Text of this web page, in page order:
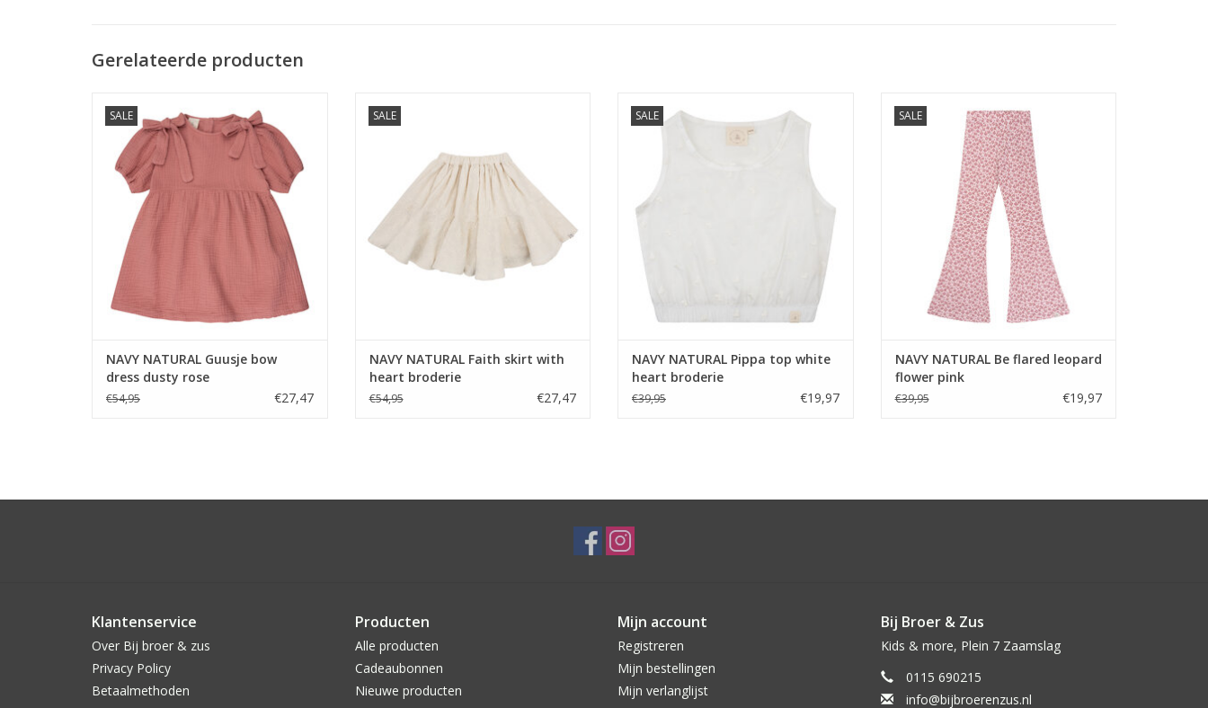
Gerelateerde producten
SALE
rose
TOEVOEGEN AAN WINKELWAGEN
NAVY NATURAL Guusje bow
dress dusty rose
€54,95 €27,47
SALE
NAVY NATURAL Faith skirt with
heart broderie
€54,95 €27,47
SALE
broderie
TOEVOEGEN AAN WINKELWAGEN
NAVY NATURAL Pippa top white
heart broderie
€39,95 €19,97
SALE
pink
TOEVOEGEN AAN WINKELWAGEN
NAVY NATURAL Be flared leopard
flower pink
€39,95 €19,97
Klantenservice
Over Bij broer & zus
Privacy Policy
Betaalmethoden
Producten
Alle producten
Cadeaubonnen
Nieuwe producten
Mijn account
Registreren
Mijn bestellingen
Mijn verlanglijst
Bij Broer & Zus
Kids & more, Plein 7 Zaamslag
0115 690215
info@bijbroerenzus.nl